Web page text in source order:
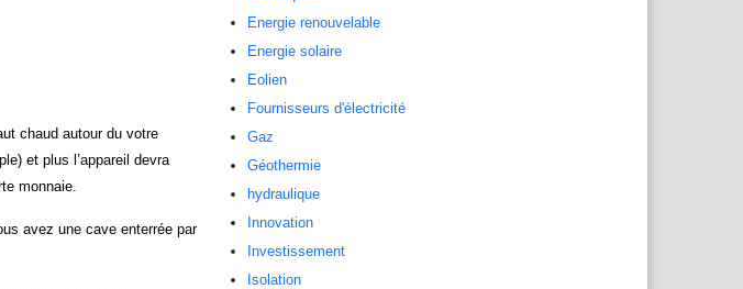
chaud autour du votre
et plus l’appareil devra
monnaie.
avez une cave enterrée par
Energie renouvelable
Energie solaire
Eolien
Fournisseurs d'électricité
Gaz
Géothermie
hydraulique
Innovation
Investissement
Isolation